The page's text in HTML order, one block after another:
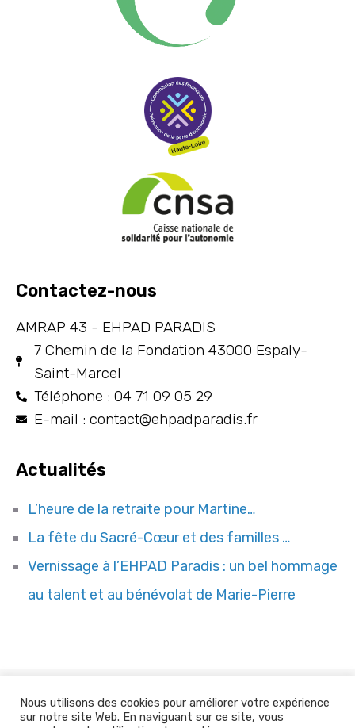
Contactez-nous
AMRAP 43 - EHPAD PARADIS
7 Chemin de la Fondation 43000 Espaly-
Saint-Marcel
Téléphone : 04 71 09 05 29
E-mail : contact@ehpadparadis.fr
Actualités
L’heure de la retraite pour Martine…
La fête du Sacré-Cœur et des familles …
Vernissage à l’EHPAD Paradis : un bel hommage
au talent et au bénévolat de Marie-Pierre
Site web réalisé parCOQPIT Agence Digitale
Nous utilisons des cookies pour améliorer votre expérience
sur notre site Web. En naviguant sur ce site, vous